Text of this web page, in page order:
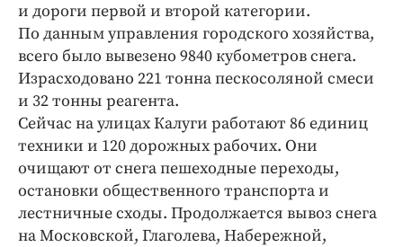
и дороги первой и второй категории.
По данным управления городского хозяйства,
всего было вывезено 9840 кубометров снега.
Израсходовано 221 тонна пескосоляной смеси
и 32 тонны реагента.
Сейчас на улицах Калуги работают 86 единиц
техники и 120 дорожных рабочих. Они
очищают от снега пешеходные переходы,
остановки общественного транспорта и
лестничные сходы. Продолжается вывоз снега
на Московской, Глаголева, Набережной,